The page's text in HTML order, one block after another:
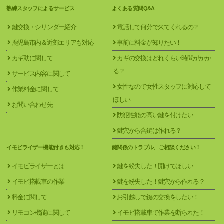
熟練スタッフによるサービス
鍵交換・シリンダー紹介
鹿児島市内＆近郊エリアも対応
カギ助に関して
サービス内容に関して
作業料金に関して
お問い合わせ先
よくある質問Q&A
電話して何分で来てくれるの？
事前に料金が知りたい！
カギの交換はどれくらい時間がかか
る？
女性なので女性スタッフに対応して
ほしい
防犯性能の高い鍵を付けたい
鍵穴から合鍵は作れる？
イモビライザー機能付きも対応！
イモビライザーとは
イモビ搭載車の作業
料金に関して
リモコン機能に関して
鍵関係のトラブル、ご相談ください！
鍵を紛失した！開けてほしい
鍵を紛失した！鍵穴から作れる？
お引越しで鍵の交換をしたい！
イモビ搭載車で作業を断られた！